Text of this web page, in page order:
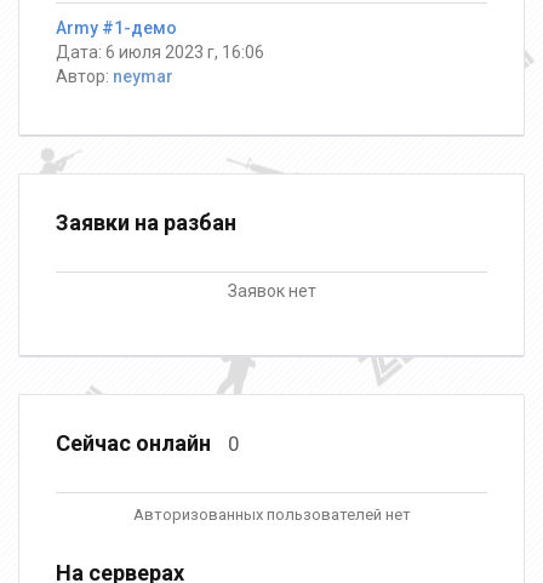
Army #1-демо
Дата: 6 июля 2023 г, 16:06
Автор: neymar
Заявки на разбан
Заявок нет
Сейчас онлайн 0
Авторизованных пользователей нет
На серверах